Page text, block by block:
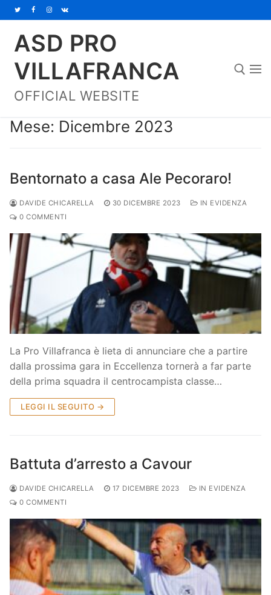
al
contenuto
ASD PRO
VILLAFRANCA
OFFICIAL WEBSITE
Home
Società
La Storia
Organigramma
Centro Sportivo
Prima Squadra
Settore Giovanile
Organizzazione
Piccoli amici
Pulcini
Esordienti
Juniores
Campionati
Eccellenza
Settore Giovanile
Contatti
Sponsor
Mese: Dicembre 2023
Bentornato a casa Ale Pecoraro!
DAVIDE CHICARELLA 30 DICEMBRE 2023
IN EVIDENZA
0 COMMENTI
La Pro Villafranca è lieta di annunciare che a partire
dalla prossima gara in Eccellenza tornerà a far parte
della prima squadra il centrocampista classe…
LEGGI IL SEGUITO →
Battuta d’arresto a Cavour
DAVIDE CHICARELLA 17 DICEMBRE 2023
IN EVIDENZA
0 COMMENTI